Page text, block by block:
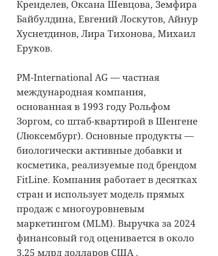
Кренделев, Оксана Шевцова, Земфира
Байбулдина, Евгений Лоскутов, Айнур
Хуснетдинов, Лира Тихонова, Михаил
Еруков.
PM-International AG — частная
международная компания,
основанная в 1993 году Рольфом
Зоргом, со штаб-квартирой в Шенгене
(Люксембург). Основные продукты —
биологически активные добавки и
косметика, реализуемые под брендом
FitLine. Компания работает в десятках
стран и использует модель прямых
продаж с многоуровневым
маркетингом (MLM). Выручка за 2024
финансовый год оценивается в около
3,25 млрд долларов США .